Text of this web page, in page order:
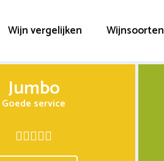
Wijn vergelijken Wijnsoorten
Jumbo
Goede service